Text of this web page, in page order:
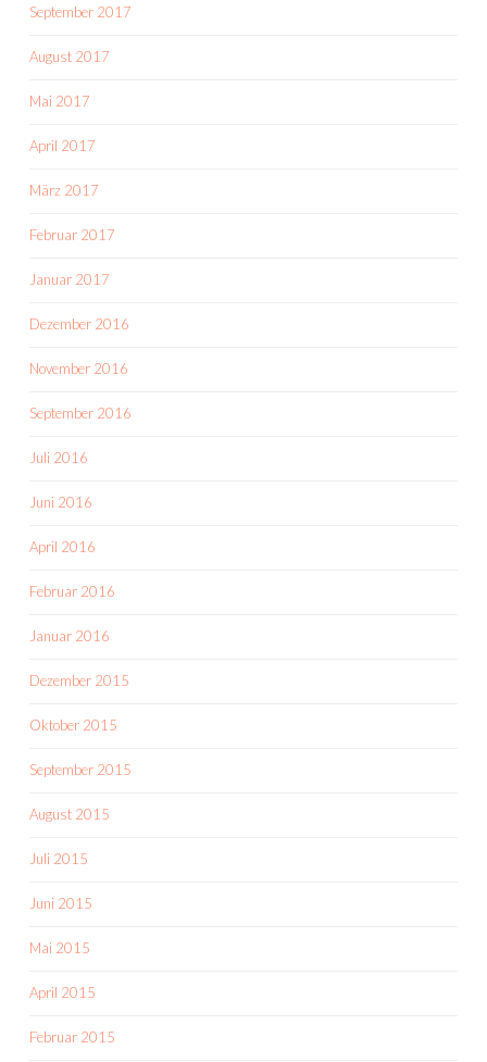
September 2017
August 2017
Mai 2017
April 2017
März 2017
Februar 2017
Januar 2017
Dezember 2016
November 2016
September 2016
Juli 2016
Juni 2016
April 2016
Februar 2016
Januar 2016
Dezember 2015
Oktober 2015
September 2015
August 2015
Juli 2015
Juni 2015
Mai 2015
April 2015
Februar 2015